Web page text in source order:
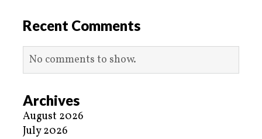
Recent Comments
No comments to show.
Archives
August 2026
July 2026